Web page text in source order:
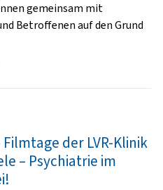
gemeinsam mit
Betroffenen auf den Grund
der LVR-Klinik
– Psychiatrie im